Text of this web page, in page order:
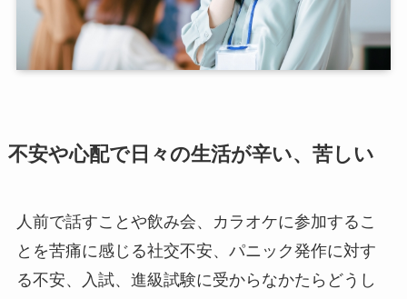
不安や心配で日々の生活が辛い、苦しい
人前で話すことや飲み会、カラオケに参加するこ
とを苦痛に感じる社交不安、パニック発作に対す
る不安、入試、進級試験に受からなかたらどうし